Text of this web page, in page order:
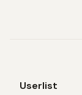
Userlist